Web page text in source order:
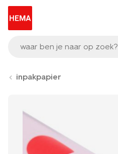
waar ben je naar op zoek?
inpakpapier